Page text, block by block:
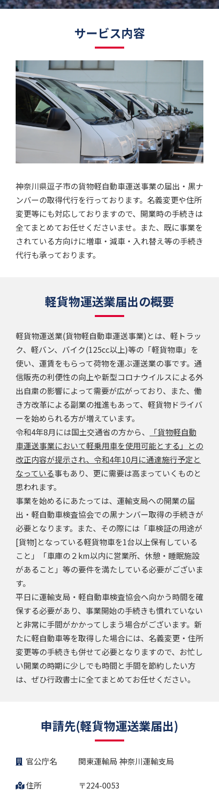
サービス内容
神奈川県逗子市の貨物軽自動車運送事業の届出・黒ナ
ンバーの取得代行を行っております。名義変更や住所
変更等にも対応しておりますので、開業時の手続きは
全てまとめてお任せくださいませ。また、既に事業を
されている方向けに増車・減車・入れ替え等の手続き
代行も承っております。
軽貨物運送業届出の概要
軽貨物運送業(貨物軽自動車運送事業)とは、軽トラッ
ク、軽バン、バイク(125cc以上)等の「軽貨物車」を
使い、運賃をもらって荷物を運ぶ運送業の事です。通
信販売の利便性の向上や新型コロナウイルスによる外
出自粛の影響によって需要が広がっており、また、働
き方改革による副業の推進もあって、軽貨物ドライバ
ーを始められる方が増えています。
令和4年8月には国土交通省の方から、
「貨物軽自動
車運送事業において軽乗用車を使用可能とする」との
改正内容が提示され、令和4年10月に通達施行予定と
なっている事もあり、更に需要は高まっていくものと
思われます。
事業を始めるにあたっては、運輸支局への開業の届
出・軽自動車検査協会での黒ナンバー取得の手続きが
必要となります。また、その際には「車検証の用途が
[貨物]となっている軽貨物車を1台以上保有している
こと」「車庫の２km以内に営業所、休憩・睡眠施設
があること」等の要件を満たしている必要がございま
す。
平日に運輸支局・軽自動車検査協会へ向かう時間を確
保する必要があり、事業開始の手続きも慣れていない
と非常に手間がかかってしまう場合がございます。新
たに軽自動車等を取得した場合には、名義変更・住所
変更等の手続きも併せて必要となりますので、お忙し
い開業の時期に少しでも時間と手間を節約したい方
は、ぜひ行政書士に全てまとめてお任せください。
申請先(軽貨物運送業届出)
官公庁名 関東運輸局 神奈川運輸支局
住所
〒224-0053